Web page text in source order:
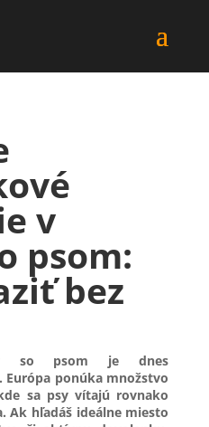
v
psom:
bez
so psom je dnes
Európa ponúka množstvo
sa psy vítajú rovnako
Ak hľadáš ideálne miesto